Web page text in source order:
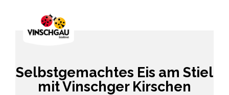
Selbstgemachtes Eis am Stiel
mit Vinschger Kirschen